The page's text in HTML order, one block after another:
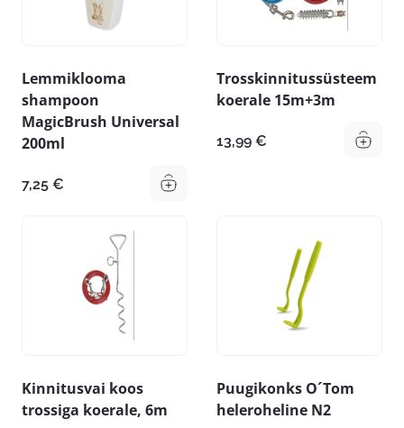
Lemmiklooma
shampoon
MagicBrush Universal
200ml
7,25 €
Trosskinnitussüsteem
koerale 15m+3m
13,99 €
Kinnitusvai koos
trossiga koerale, 6m
Puugikonks O´Tom
heleroheline N2